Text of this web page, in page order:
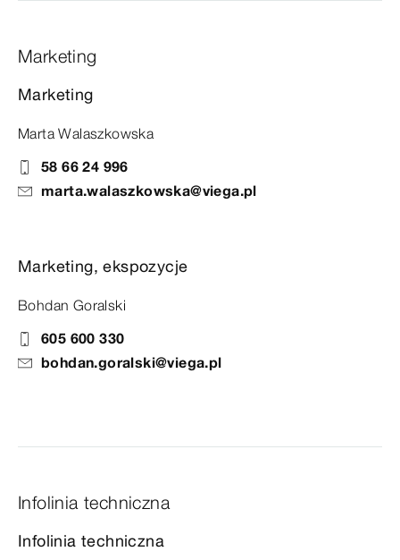
Marketing
Marketing
Marta Walaszkowska
58 66 24 996
marta.walaszkowska@viega.pl
Marketing, ekspozycje
Bohdan Goralski
605 600 330
bohdan.goralski@viega.pl
Infolinia techniczna
Infolinia techniczna